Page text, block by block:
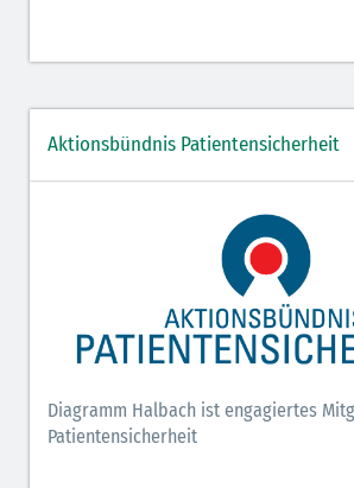
Aktionsbündnis Patientensicherheit
Diagramm Halbach ist engagiertes
Patientensicherheit